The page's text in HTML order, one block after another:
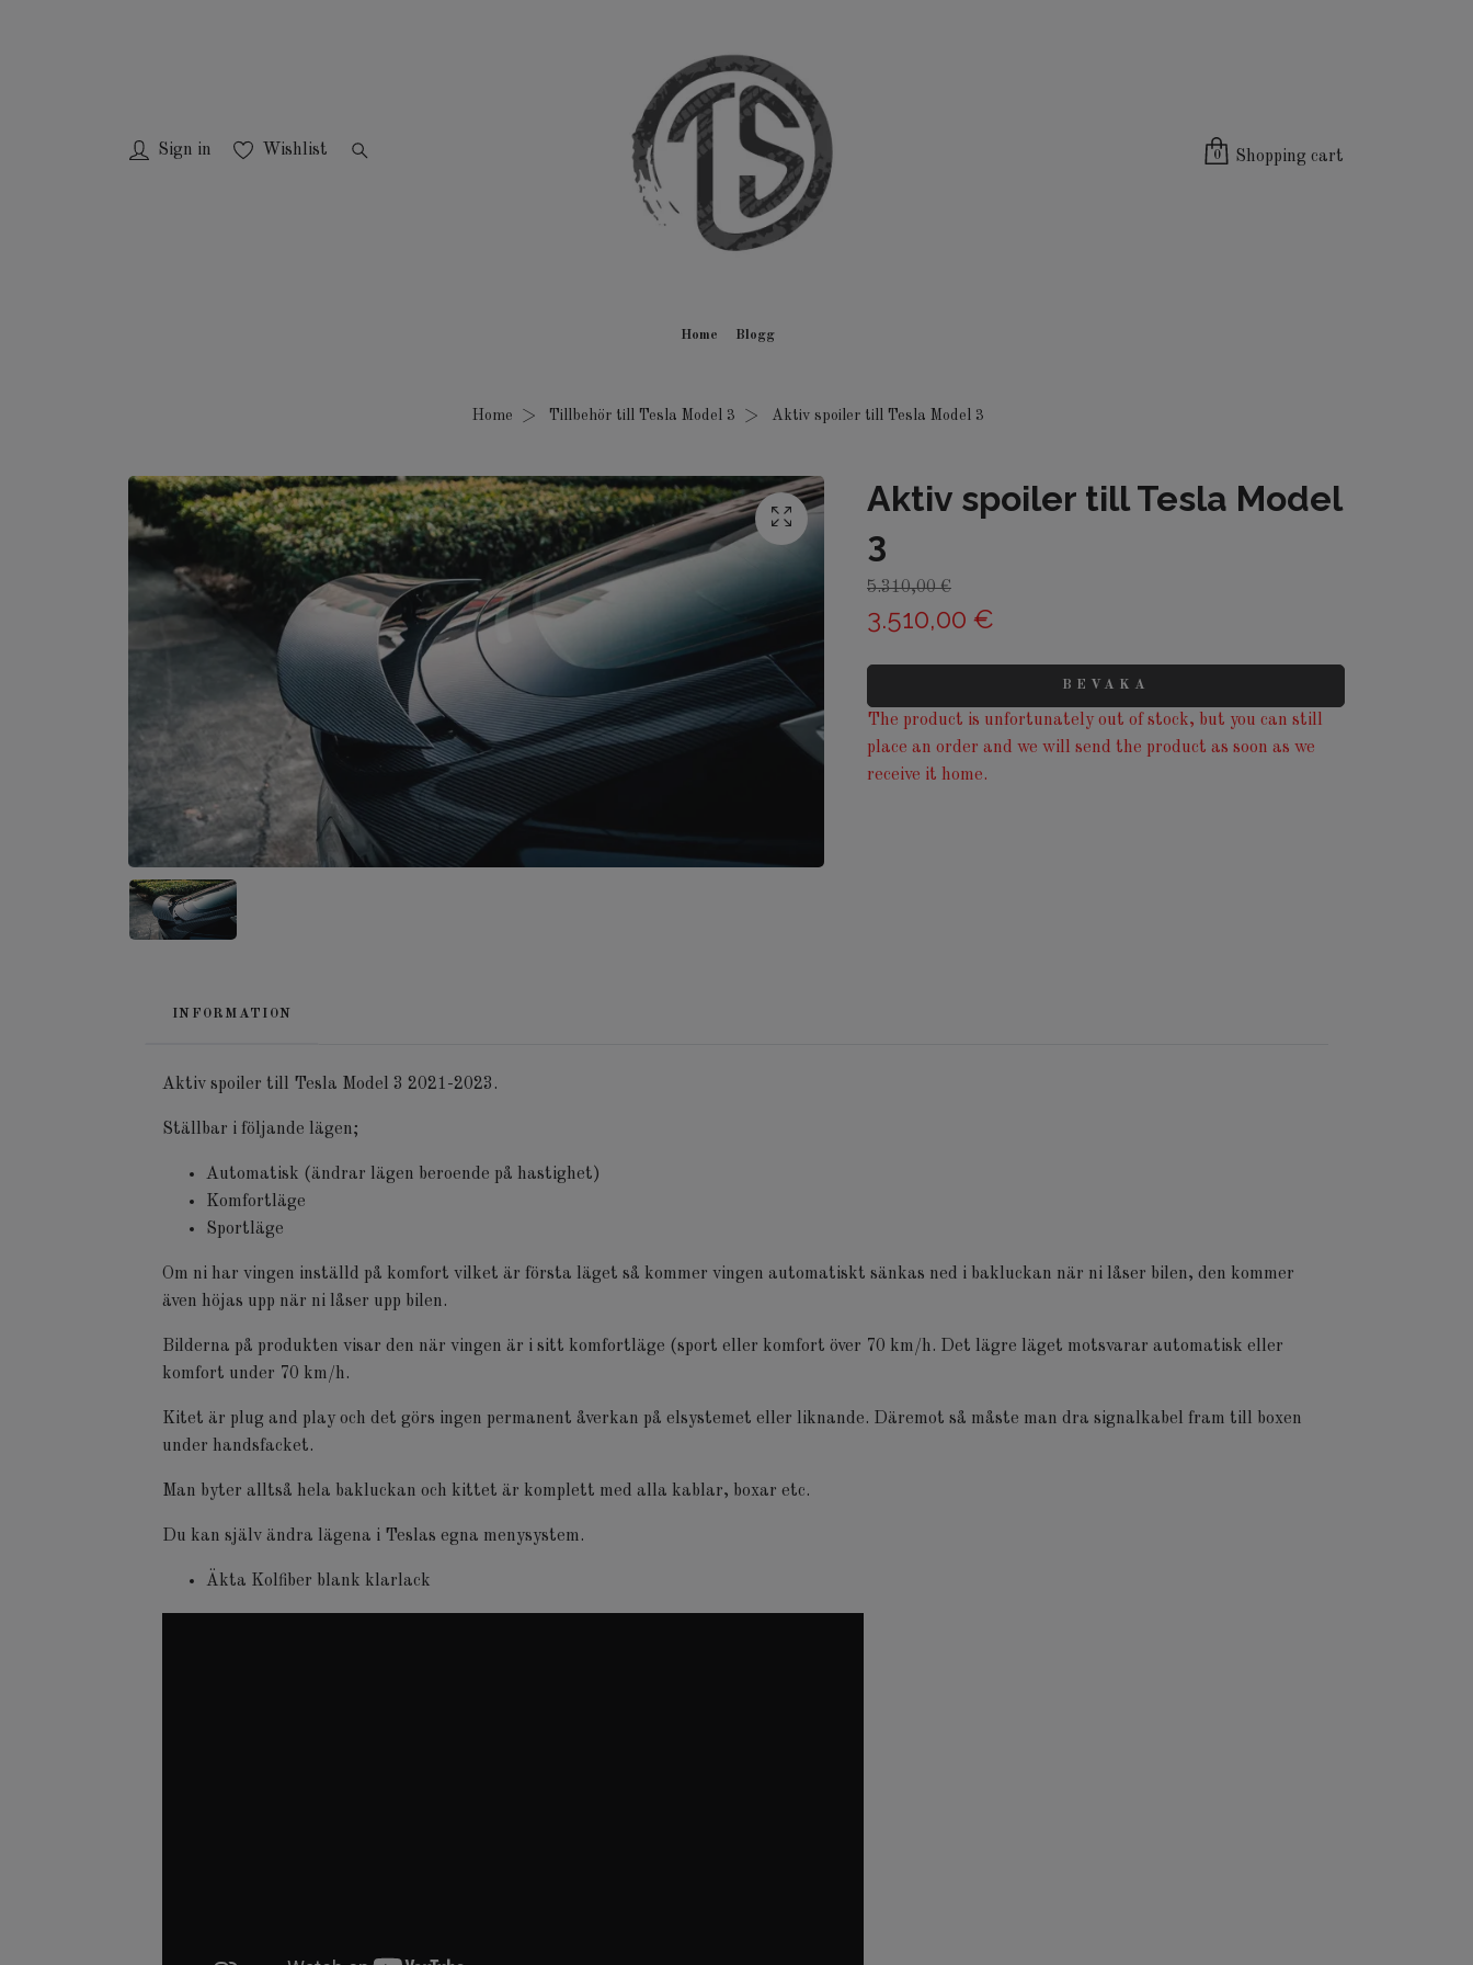
Sign in Wishlist 0 Shopping cart
Home Blogg
Home Tillbehör till Tesla Model 3 Aktiv spoiler till Tesla Model 3
Aktiv spoiler till Tesla Model
3
5.310,00 €
3.510,00 €
BEVAKA
The product is unfortunately out of stock, but you can still
place an order and we will send the product as soon as we
receive it home.
INFORMATION
Aktiv spoiler till Tesla Model 3 2021-2023.
Ställbar i följande lägen;
Automatisk (ändrar lägen beroende på hastighet)
Komfortläge
Sportläge
Om ni har vingen inställd på komfort vilket är första läget så kommer vingen automatiskt sänkas ned i bakluckan när ni låser bilen, den kommer
även höjas upp när ni låser upp bilen.
Bilderna på produkten visar den när vingen är i sitt komfortläge (sport eller komfort över 70 km/h. Det lägre läget motsvarar automatisk eller
komfort under 70 km/h.
Kitet är plug and play och det görs ingen permanent åverkan på elsystemet eller liknande. Däremot så måste man dra signalkabel fram till boxen
under handsfacket.
Man byter alltså hela bakluckan och kittet är komplett med alla kablar, boxar etc.
Du kan själv ändra lägena i Teslas egna menysystem.
Äkta Kolfiber blank klarlack